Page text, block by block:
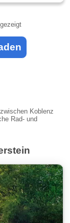
Koblenz
Rad- und